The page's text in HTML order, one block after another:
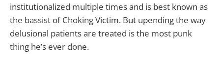
institutionalized multiple times and is best known as
the bassist of Choking Victim. But upending the way
delusional patients are treated is the most punk
thing he’s ever done.